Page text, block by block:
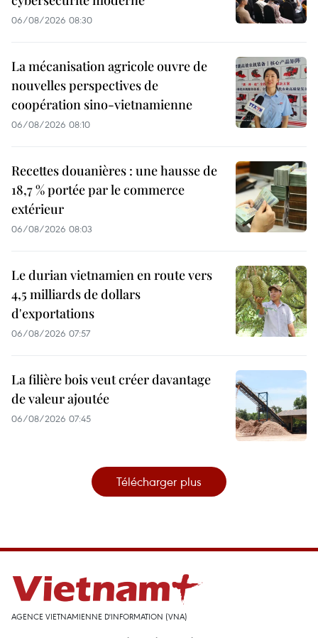
06/08/2026 08:30
La mécanisation agricole ouvre de
nouvelles perspectives de
coopération sino-vietnamienne
06/08/2026 08:10
Recettes douanières : une hausse de
18,7 % portée par le commerce
extérieur
06/08/2026 08:03
Le durian vietnamien en route vers
4,5 milliards de dollars
d'exportations
06/08/2026 07:57
La filière bois veut créer davantage
de valeur ajoutée
06/08/2026 07:45
Télécharger plus
AGENCE VIETNAMIENNE D'INFORMATION (VNA)